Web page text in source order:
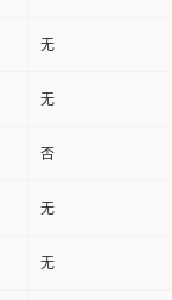
无
无
否
无
无